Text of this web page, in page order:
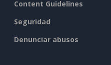
Content Guidelines
Seguridad
Denunciar abusos